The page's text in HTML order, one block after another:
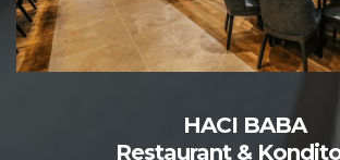
HACI BABA
Restaurant &